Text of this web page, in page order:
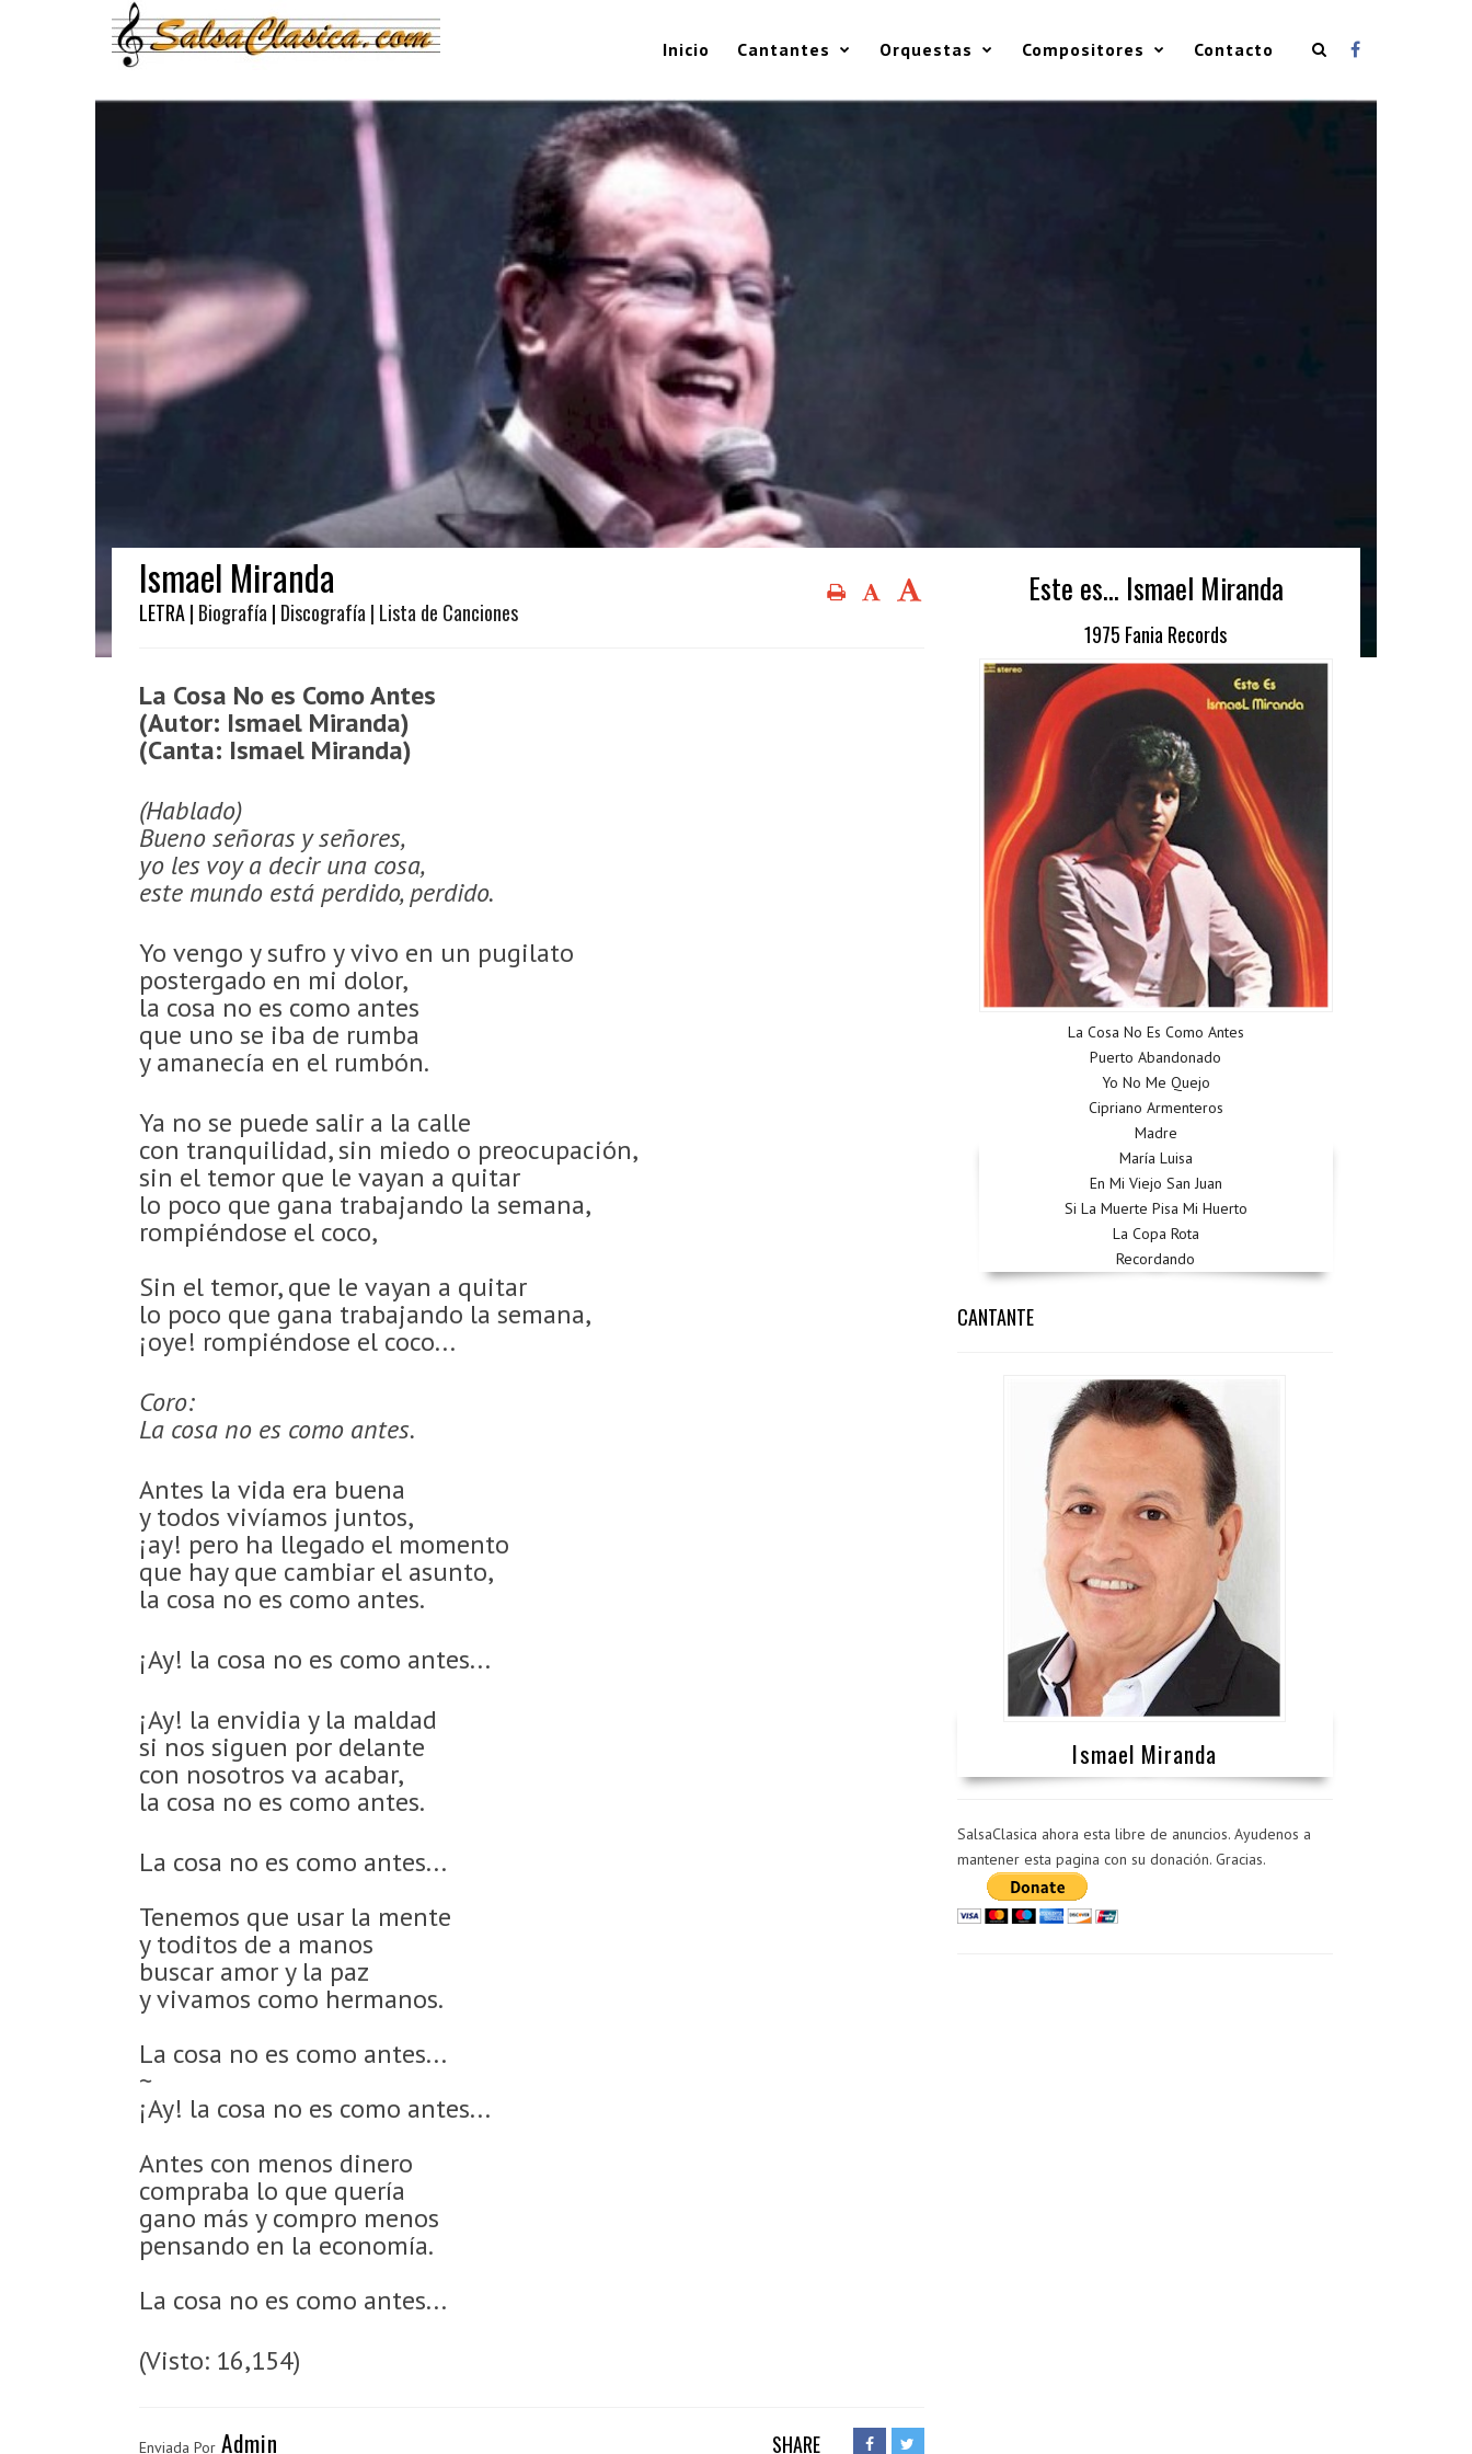
Inicio Cantantes Orquestas Compositores Contacto
Ismael Miranda
LETRA | Biografía | Discografía | Lista de Canciones
La Cosa No es Como Antes
(Autor: Ismael Miranda)
(Canta: Ismael Miranda)
(Hablado)
Bueno señoras y señores,
yo les voy a decir una cosa,
este mundo está perdido, perdido.
Yo vengo y sufro y vivo en un pugilato
postergado en mi dolor,
la cosa no es como antes
que uno se iba de rumba
y amanecía en el rumbón.
Ya no se puede salir a la calle
con tranquilidad, sin miedo o preocupación,
sin el temor que le vayan a quitar
lo poco que gana trabajando la semana,
rompiéndose el coco,
Sin el temor, que le vayan a quitar
lo poco que gana trabajando la semana,
¡oye! rompiéndose el coco...
Coro:
La cosa no es como antes.
Antes la vida era buena
y todos vivíamos juntos,
¡ay! pero ha llegado el momento
que hay que cambiar el asunto,
la cosa no es como antes.
¡Ay! la cosa no es como antes...
¡Ay! la envidia y la maldad
si nos siguen por delante
con nosotros va acabar,
la cosa no es como antes.
La cosa no es como antes...
Tenemos que usar la mente
y toditos de a manos
buscar amor y la paz
y vivamos como hermanos.
La cosa no es como antes...
~
¡Ay! la cosa no es como antes...
Antes con menos dinero
compraba lo que quería
gano más y compro menos
pensando en la economía.
La cosa no es como antes...
(Visto: 16,154)
Enviada Por Admin SHARE
Este es… Ismael Miranda
1975 Fania Records
La Cosa No Es Como Antes
Puerto Abandonado
Yo No Me Quejo
Cipriano Armenteros
Madre
María Luisa
En Mi Viejo San Juan
Si La Muerte Pisa Mi Huerto
La Copa Rota
Recordando
CANTANTE
Ismael Miranda
SalsaClasica ahora esta libre de anuncios. Ayudenos a
mantener esta pagina con su donación. Gracias.